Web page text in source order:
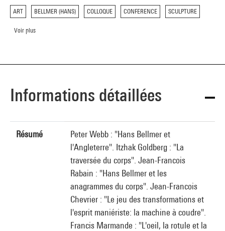
ART BELLMER (HANS) COLLOQUE CONFERENCE SCULPTURE
Voir plus
Informations détaillées
Résumé
Peter Webb : "Hans Bellmer et
l'Angleterre". Itzhak Goldberg : "La
traversée du corps". Jean-Francois
Rabain : "Hans Bellmer et les
anagrammes du corps". Jean-Francois
Chevrier : "Le jeu des transformations et
l'esprit maniériste: la machine à coudre".
Francis Marmande : "L'oeil, la rotule et la